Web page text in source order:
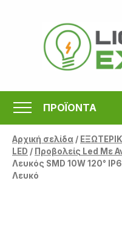
περιεχόμενο
ΠΡΟΪΟΝΤΑ
Αρχική σελίδα/
LED / Προβολείς Led Με
Λευκός SMD 10W 120°
Λευκό